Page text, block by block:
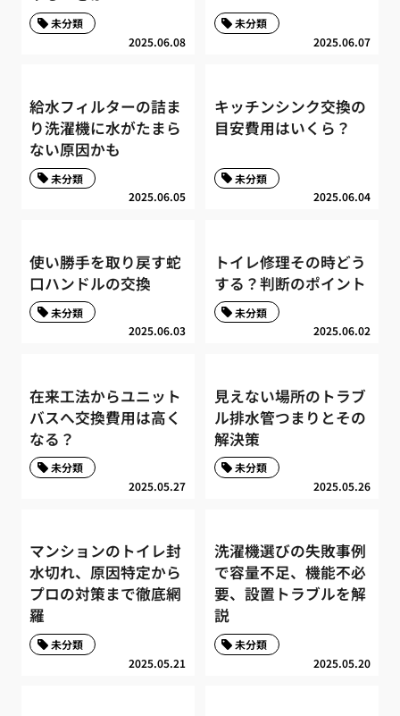
2025.06.08
未分類
2025.06.07
未分類
給水フィルターの詰ま
り洗濯機に水がたまら
ない原因かも
2025.06.05
未分類
キッチンシンク交換の
目安費用はいくら？
2025.06.04
未分類
使い勝手を取り戻す蛇
口ハンドルの交換
2025.06.03
未分類
トイレ修理その時どう
する？判断のポイント
2025.06.02
未分類
在来工法からユニット
バスへ交換費用は高く
なる？
2025.05.27
未分類
見えない場所のトラブ
ル排水管つまりとその
解決策
2025.05.26
未分類
マンションのトイレ封
水切れ、原因特定から
プロの対策まで徹底網
羅
2025.05.21
未分類
洗濯機選びの失敗事例
で容量不足、機能不必
要、設置トラブルを解
説
2025.05.20
未分類